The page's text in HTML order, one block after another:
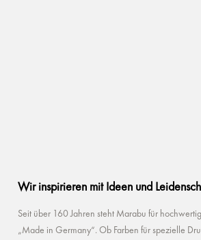
Wir inspirieren mit Ideen und
Seit über 160 Jahren steht Marabu für
„Made in Germany“. Ob Farben für spezielle